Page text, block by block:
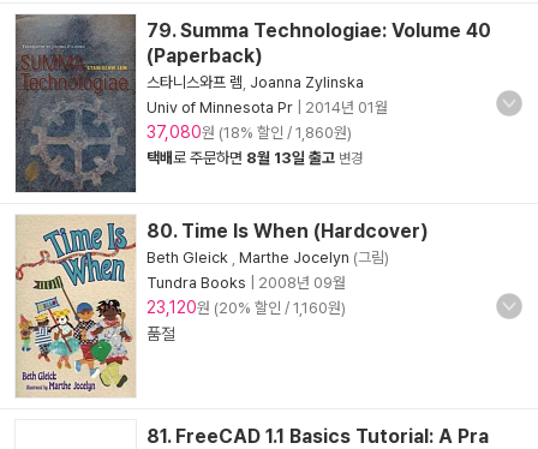
79. Summa Technologiae: Volume 40
(Paperback)
스타니스와프 렘 Joanna Zylinska
Univ of Minnesota Pr
2014년 01월
37,080원 (18% 할인 / 1,860원)
택배로 주문하면 8월 13일 출고 변경
80. Time Is When (Hardcover)
Beth Gleick Marthe Jocelyn (그림)
Tundra Books
2008년 09월
23,120원 (20% 할인 / 1,160원)
품절
81. FreeCAD 1.1 Basics Tutorial: A Pra